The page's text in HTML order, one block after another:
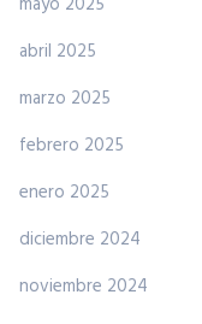
abril 2025
marzo 2025
febrero 2025
enero 2025
diciembre 2024
noviembre 2024